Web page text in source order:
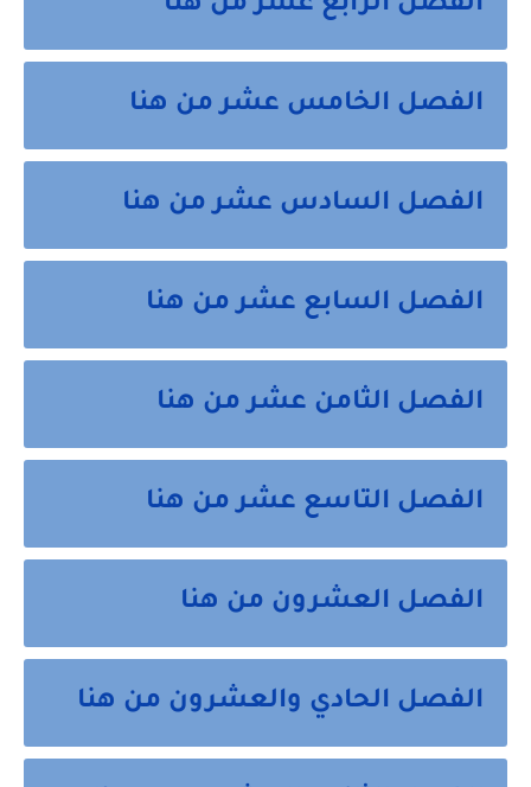
الفصل الرابع عشر من هنا
الفصل الخامس عشر من هنا
الفصل السادس عشر من هنا
الفصل السابع عشر من هنا
الفصل الثامن عشر من هنا
الفصل التاسع عشر من هنا
الفصل العشرون من هنا
الفصل الحادي والعشرون من هنا